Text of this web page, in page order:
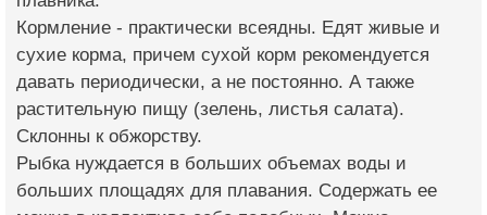
Кормление - практически всеядны. Едят живые и
сухие корма, причем сухой корм рекомендуется
давать периодически, а не постоянно. А также
растительную пищу (зелень, листья салата).
Склонны к обжорству.
Рыбка нуждается в больших объемах воды и
больших площадях для плавания. Содержать ее